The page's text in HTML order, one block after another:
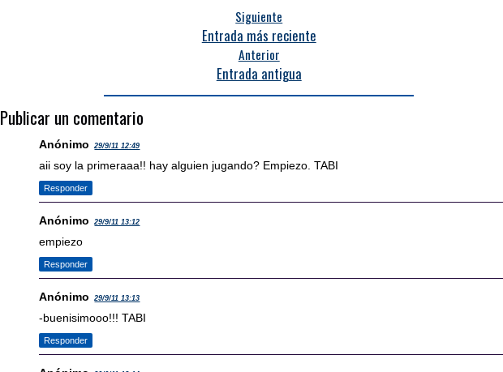
Siguiente
Entrada más reciente
Anterior
Entrada antigua
Publicar un comentario
Anónimo 29/9/11 12:49
aii soy la primeraaa!! hay alguien jugando? Empiezo. TABI
Responder
Anónimo 29/9/11 13:12
empiezo
Responder
Anónimo 29/9/11 13:13
-buenisimooo!!! TABI
Responder